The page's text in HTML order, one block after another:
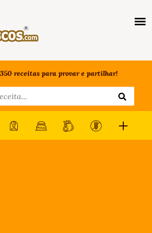
receitas para provar e partilhar!